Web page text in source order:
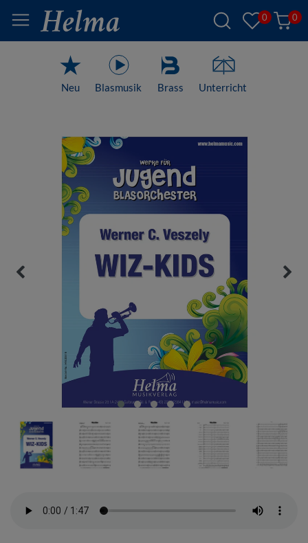
0 0
Neu Blasmusik Brass Unterricht